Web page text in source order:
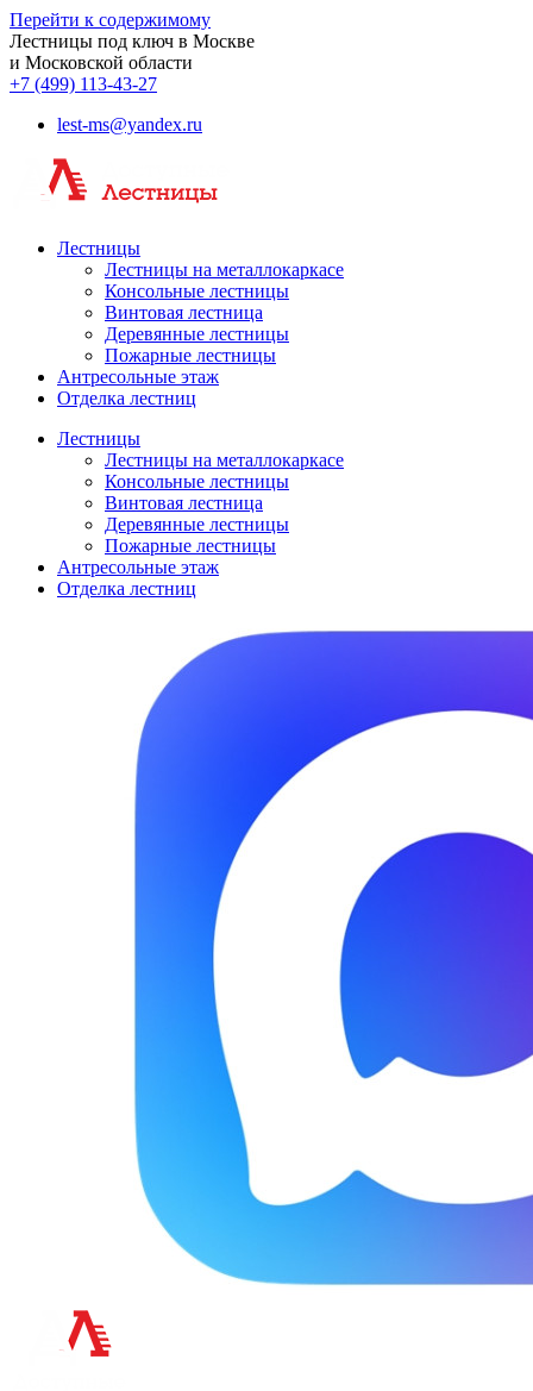
Перейти к содержимому
Лестницы под ключ в Москве
и Московской области
+7 (499) 113-43-27
lest-ms@yandex.ru
Лестницы
Лестницы на металлокаркасе
Консольные лестницы
Винтовая лестница
Деревянные лестницы
Пожарные лестницы
Антресольные этаж
Отделка лестниц
Лестницы
Лестницы на металлокаркасе
Консольные лестницы
Винтовая лестница
Деревянные лестницы
Пожарные лестницы
Антресольные этаж
Отделка лестниц